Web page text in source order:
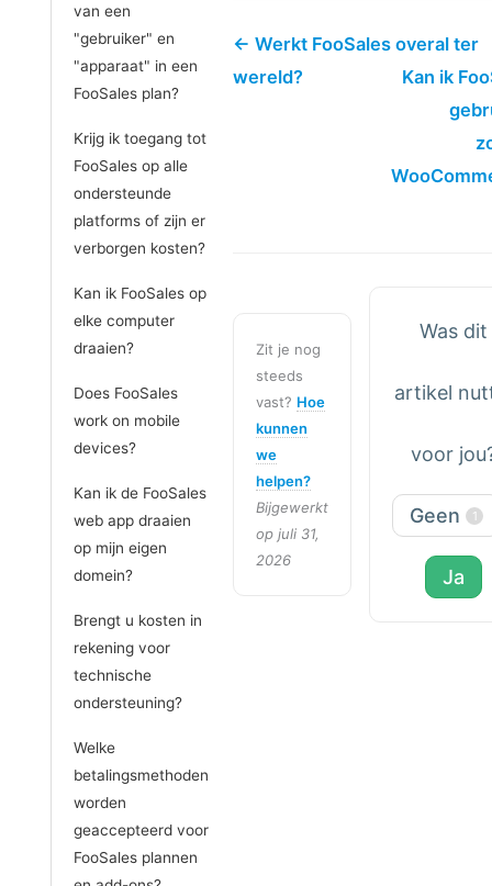
van een
"gebruiker" en
"apparaat" in een
FooSales plan?
Krijg ik toegang tot
FooSales op alle
ondersteunde
platforms of zijn er
verborgen kosten?
Kan ik FooSales op
elke computer
draaien?
Does FooSales
work on mobile
devices?
Kan ik de FooSales
web app draaien
op mijn eigen
domein?
Brengt u kosten in
rekening voor
technische
ondersteuning?
Welke
betalingsmethoden
worden
geaccepteerd voor
FooSales plannen
← Werkt FooSales overal ter
wereld?
Kan ik
Zit je nog
steeds
vast? Hoe
kunnen
we
helpen?
Bijgewerkt
op juli 31,
2026
Was dit
artikel
voor
Geen 1
Ja